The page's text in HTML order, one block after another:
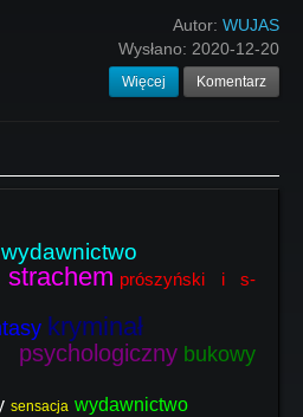
Autor: WUJAS
Wysłano: 2020-12-20
Więcej Komentarz
wydawnictwo
prószyński i s-
kryminał
bukowy
sensacja wydawnictwo